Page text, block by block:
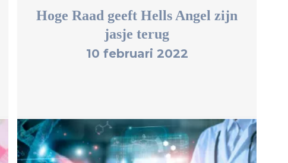
Hoge Raad geeft Hells Angel zijn
jasje terug
10 februari 2022